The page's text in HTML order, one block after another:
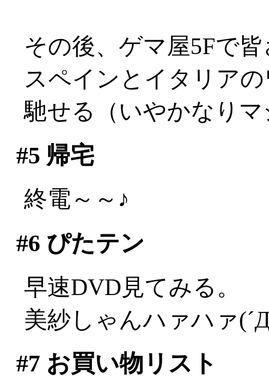
その後、ゲマ屋5Fで
スペインとイタリア
馳せる（いやかなりマ
#5 帰宅
終電～～♪
#6 ぴたテン
早速DVD見てみる。
美紗しゃんハァハァ
#7 お買い物リスト